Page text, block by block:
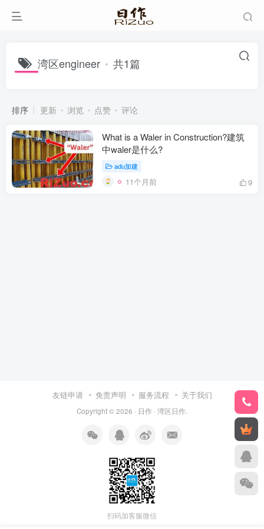
湾区engineer 共1篇
排序 更新 浏览 点赞 评论
What is a Waler in Construction?建筑
中waler是什么?
adu加建
11个月前 9
友链申请 免责声明 服务流程 关于我们
Copyright © 2026 · 日作 · 湾区日作
扫码加客服微信